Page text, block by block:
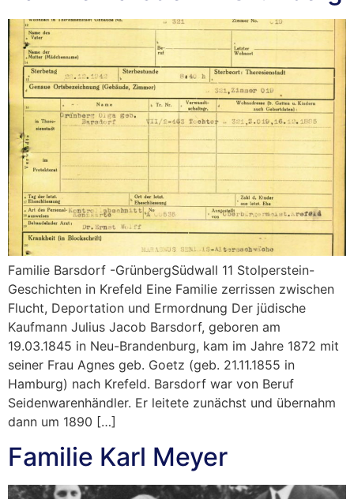
Familie Barsdorf -GrünbergSüdwall 11 Stolperstein-
Geschichten in Krefeld Eine Familie zerrissen zwischen
Flucht, Deportation und Ermordnung Der jüdische
Kaufmann Julius Jacob Barsdorf, geboren am
19.03.1845 in Neu-Brandenburg, kam im Jahre 1872 mit
seiner Frau Agnes geb. Goetz (geb. 21.11.1855 in
Hamburg) nach Krefeld. Barsdorf war von Beruf
Seidenwarenhändler. Er leitete zunächst und übernahm
dann um 1890 […]
Familie Karl Meyer